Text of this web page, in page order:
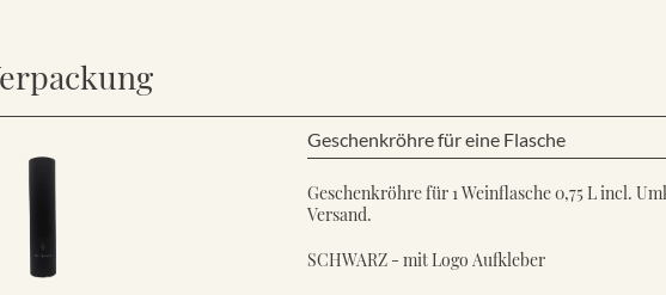
Geschenkröhre für eine Flasche
Geschenkröhre für 1 Weinflasche 0,75 L incl.
Versand.
SCHWARZ - mit Logo Aufkleber